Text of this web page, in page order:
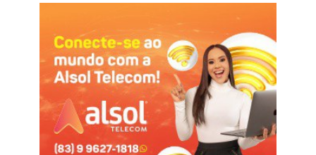
O meio-campo não poupou palavras ao analisar a campanha
do Dino e classificou a eliminação como “vergonhosa”. Para
ele, o fato do grupo da Série D contar com apenas seis
equipes e oferecer quatro vagas para a próxima fase torna a
queda ainda mais dolorosa.
— Acho que faltou levar mais a sério, mais comprometimento.